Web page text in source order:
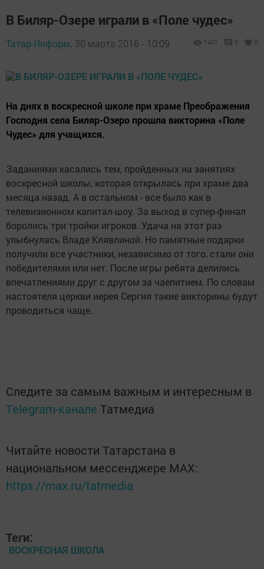
В Биляр-Озере играли в «Поле чудес»
Татар-Информ, 30 марта 2016 - 10:09 1421 0 0
На днях в воскресной школе при храме Преображения
Господня села Биляр-Озеро прошла викторина «Поле
Чудес» для учащихся.
Заданиями касались тем, пройденных на занятиях
воскресной школы, которая открылась при храме два
месяца назад. А в остальном - все было как в
телевизионном капитал-шоу. За выход в супер-финал
боролись три тройки игроков. Удача на этот раз
улыбнулась Владе Клявлиной. Но памятные подарки
получили все участники, независимо от того, стали они
победителями или нет. После игры ребята делились
впечатлениями друг с другом за чаепитием. По словам
настоятеля церкви иерея Сергия такие викторины будут
проводиться чаще.
Следите за самым важным и интересным в
Telegram-канале Татмедиа
Читайте новости Татарстана в
национальном мессенджере MАХ:
https://max.ru/tatmedia
Теги:
ВОСКРЕСНАЯ ШКОЛА